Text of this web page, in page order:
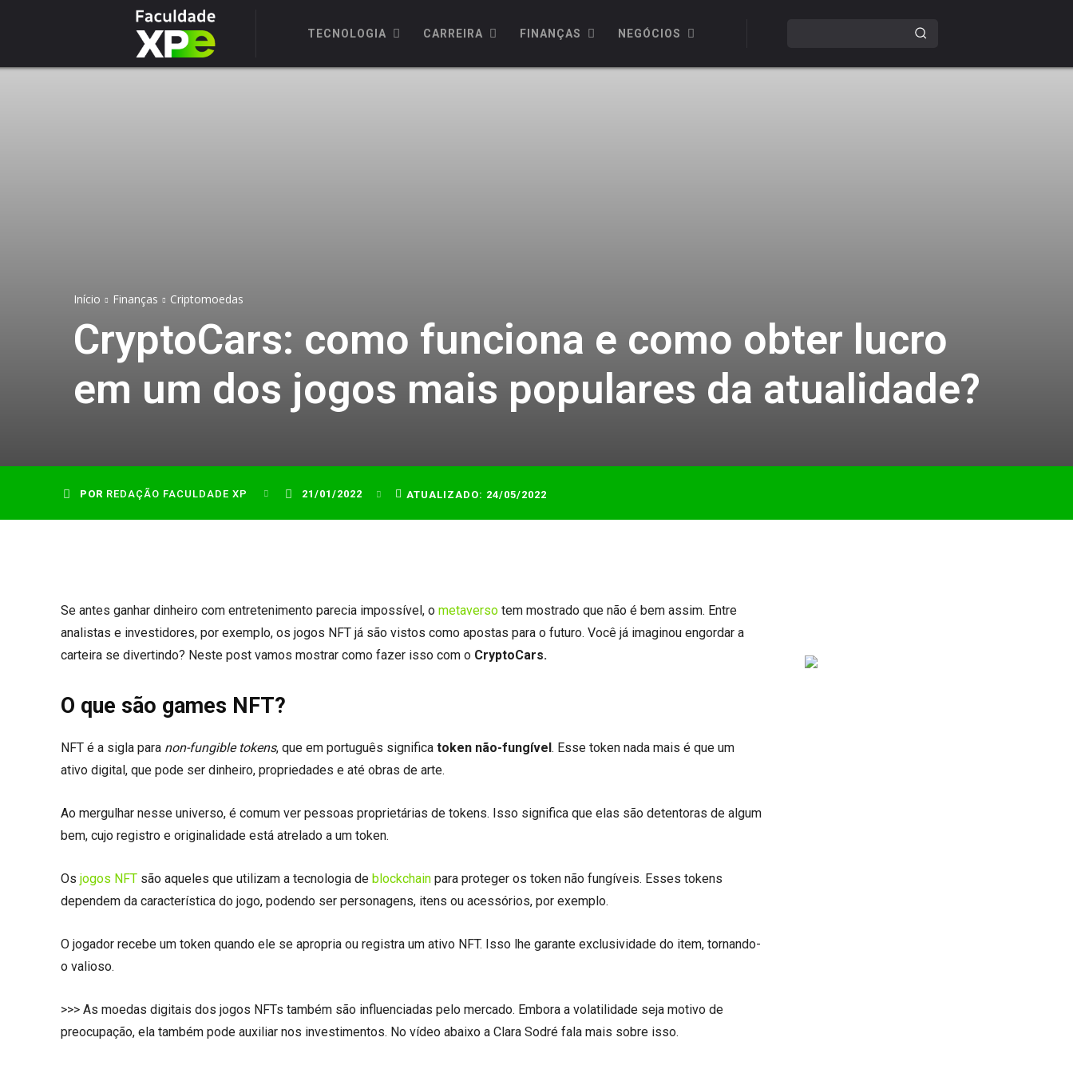
TECNOLOGIA CARREIRA FINANÇAS NEGÓCIOS
Início Finanças Criptomoedas
CryptoCars: como funciona e como obter lucro
em um dos jogos mais populares da atualidade?
POR REDAÇÃO FACULDADE XP 21/01/2022 ATUALIZADO: 24/05/2022
Se antes ganhar dinheiro com entretenimento parecia impossível, o metaverso tem mostrado que não é bem assim. Entre
analistas e investidores, por exemplo, os jogos NFT já são vistos como apostas para o futuro. Você já imaginou engordar a
carteira se divertindo? Neste post vamos mostrar como fazer isso com o CryptoCars.
O que são games NFT?
NFT é a sigla para non-fungible tokens, que em português significa token não-fungível. Esse token nada mais é que um
ativo digital, que pode ser dinheiro, propriedades e até obras de arte.
Ao mergulhar nesse universo, é comum ver pessoas proprietárias de tokens. Isso significa que elas são detentoras de algum
bem, cujo registro e originalidade está atrelado a um token.
Os jogos NFT são aqueles que utilizam a tecnologia de blockchain para proteger os token não fungíveis. Esses tokens
dependem da característica do jogo, podendo ser personagens, itens ou acessórios, por exemplo.
O jogador recebe um token quando ele se apropria ou registra um ativo NFT. Isso lhe garante exclusividade do item, tornando-
o valioso.
>>> As moedas digitais dos jogos NFTs também são influenciadas pelo mercado. Embora a volatilidade seja motivo de
preocupação, ela também pode auxiliar nos investimentos. No vídeo abaixo a Clara Sodré fala mais sobre isso.